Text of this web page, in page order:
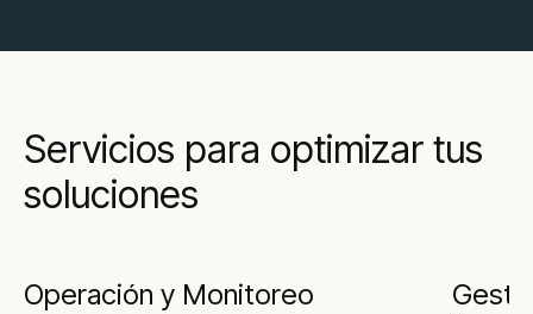
Servicios para optimizar tus
soluciones
Operación y Monitoreo